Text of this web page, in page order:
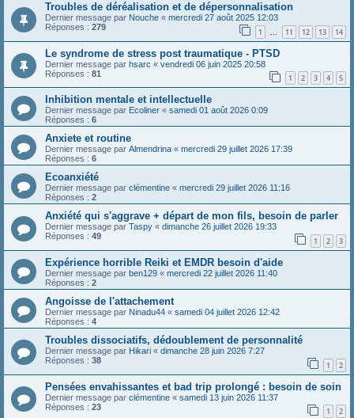
Troubles de déréalisation et de dépersonnalisation
Dernier message par Nouche « mercredi 27 août 2025 12:03
Réponses : 279 1 … 11 12 13 14
Le syndrome de stress post traumatique - PTSD
Dernier message par hsarc « vendredi 06 juin 2025 20:58
Réponses : 81 1 2 3 4 5
Inhibition mentale et intellectuelle
Dernier message par Ecoliner « samedi 01 août 2026 0:09
Réponses : 6
Anxiete et routine
Dernier message par Almendrina « mercredi 29 juillet 2026 17:39
Réponses : 6
Ecoanxiété
Dernier message par clémentine « mercredi 29 juillet 2026 11:16
Réponses : 2
Anxiété qui s'aggrave + départ de mon fils, besoin de parler
Dernier message par Taspy « dimanche 26 juillet 2026 19:33
Réponses : 49 1 2 3
Expérience horrible Reiki et EMDR besoin d'aide
Dernier message par ben129 « mercredi 22 juillet 2026 11:40
Réponses : 2
Angoisse de l'attachement
Dernier message par Ninadu44 « samedi 04 juillet 2026 12:42
Réponses : 4
Troubles dissociatifs, dédoublement de personnalité
Dernier message par Hikari « dimanche 28 juin 2026 7:27
Réponses : 38 1 2
Pensées envahissantes et bad trip prolongé : besoin de soin
Dernier message par clémentine « samedi 13 juin 2026 11:37
Réponses : 23 1 2